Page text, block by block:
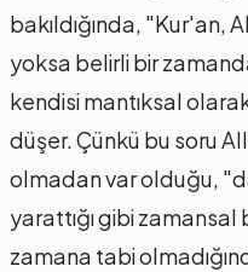
bakıldığında, "Kur'an,
yoksa belirli bir
kendisi mantıksal
düşer. Çünkü bu soru
olmadan var olduğu,
yarattığı gibi zamansal
zamana tabi